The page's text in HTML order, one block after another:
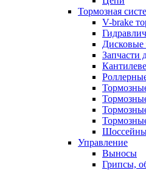
Тормозная
V-brake
Дисковые
Запчасти
Управление
Выносы
Грипсы,